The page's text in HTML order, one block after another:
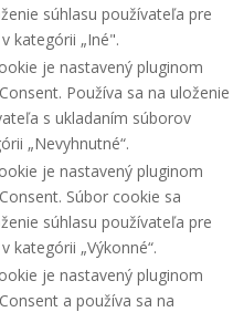
súhlasu používateľa pre
kategórii „Iné".
je nastavený pluginom
Používa sa na uloženie
s ukladaním súborov
„Nevyhnutné“.
je nastavený pluginom
Súbor cookie sa
súhlasu používateľa pre
kategórii „Výkonné“.
je nastavený pluginom
a používa sa na